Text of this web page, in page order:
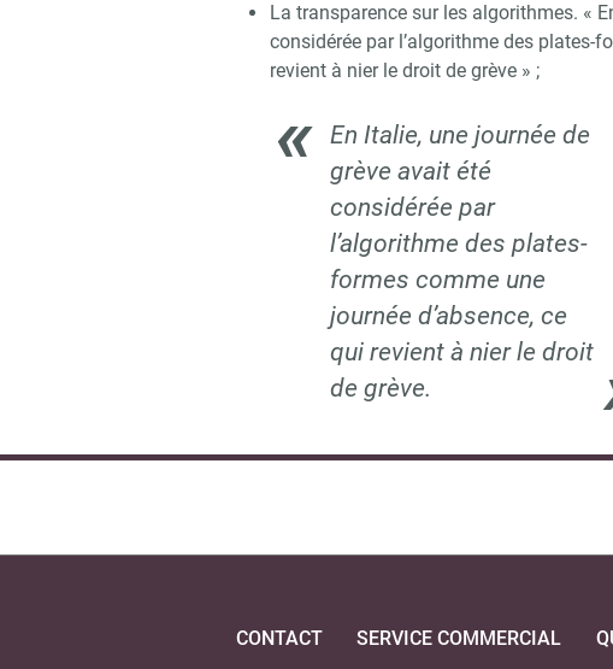
La transparence sur les algorithmes. «
considérée par l’algorithme des plates-
revient à nier le droit de grève » ;
En Italie, une journée de
grève avait été
considérée par
l’algorithme des plates-
formes comme une
journée d’absence, ce
qui revient à nier le droit
de grève.
CONTACT SERVICE COMMERCIAL